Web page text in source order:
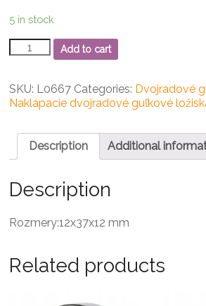
5 in stock
1301
Naklápacie
guľkové
ložisko
Add to cart
SKU: L0667 Categories: Dvojradové
Naklápacie dvojradové guľkové
Description Additional
Description
Rozmery:12x37x12 mm
Related products